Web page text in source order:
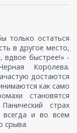
только остаться
в другое место,
вдвое быстрее!» -
Королева.
достаются
как само
становятся
страх
и во всем
срыва.